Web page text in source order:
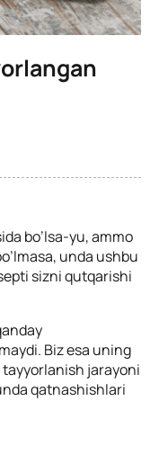
bo’lsa-yu, ammo
unda ushbu
sizni qutqarishi
Biz esa uning
jarayoni
qatnashishlari